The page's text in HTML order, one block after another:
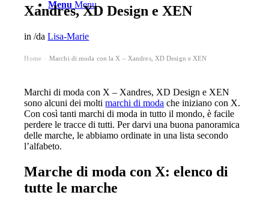
Menu Menu
Xandres, XD Design e XEN
in/daLisa-Marie
Home Marchi di moda con la X – Xandres, XD Design e XEN
Marchi di moda con X – Xandres, XD Design e XEN
sono alcuni dei moltimarchi di moda che iniziano con X.
Con così tanti marchi di moda in tutto il mondo, è facile
perdere le tracce di tutti. Per darvi una buona panoramica
delle marche, le abbiamo ordinate in una lista secondo
l’alfabeto.
Marche di moda con X: elenco di
tutte le marche